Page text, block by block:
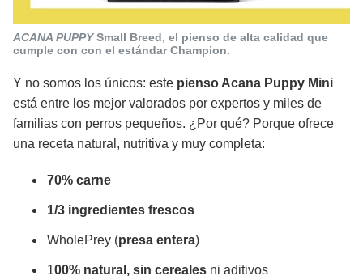
ACANA PUPPYSmall Breed, el pienso de alta calidad que
cumple con con el estándar Champion.
Y no somos los únicos: este pienso Acana Puppy Mini
está entre los mejor valorados por expertos y miles de
familias con perros pequeños. ¿Por qué? Porque ofrece
una receta natural, nutritiva y muy completa:
70% carne
1/3 ingredientes frescos
WholePrey (presa entera)
100% natural, sin cereales ni aditivos